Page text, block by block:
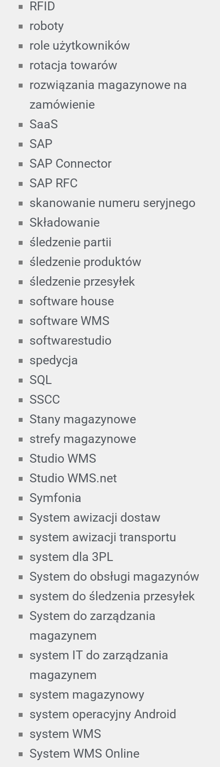
RFID
roboty
role użytkowników
rotacja towarów
rozwiązania magazynowe na
zamówienie
SaaS
SAP
SAP Connector
SAP RFC
skanowanie numeru seryjnego
Składowanie
śledzenie partii
śledzenie produktów
śledzenie przesyłek
software house
software WMS
softwarestudio
spedycja
SQL
SSCC
Stany magazynowe
strefy magazynowe
Studio WMS
Studio WMS.net
Symfonia
System awizacji dostaw
system awizacji transportu
system dla 3PL
System do obsługi magazynów
system do śledzenia przesyłek
System do zarządzania
magazynem
system IT do zarządzania
magazynem
system magazynowy
system operacyjny Android
system WMS
System WMS Online